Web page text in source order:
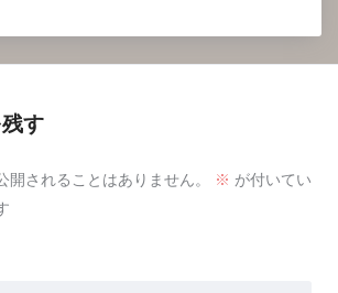
す
開されることはありません。 ※ が付いてい